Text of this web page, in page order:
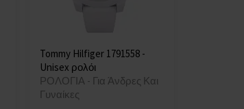
Tommy Hilfiger 1791558 -
Unisex ρολόι
ΡΟΛΟΓΙΑ - Για Άνδρες Και
Γυναίκες